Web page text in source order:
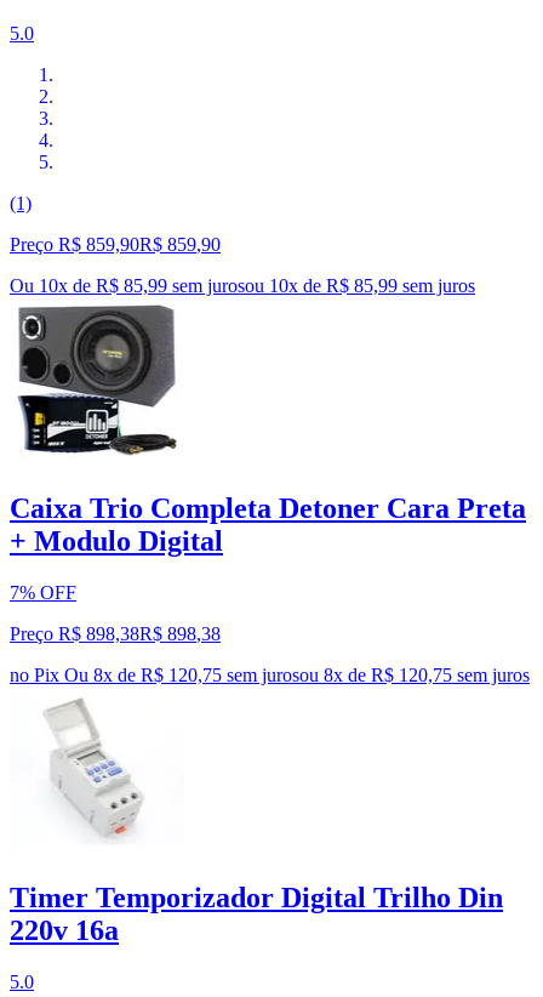
5.0
(1)
Preço R$ 859,90R$ 859,90
Ou 10x de R$ 85,99 sem jurosou 10x de R$ 85,99 sem juros
Caixa Trio Completa Detoner Cara Preta
+ Modulo Digital
7% OFF
Preço R$ 898,38R$ 898,38
no Pix Ou 8x de R$ 120,75 sem jurosou 8x de R$ 120,75 sem juros
Timer Temporizador Digital Trilho Din
220v 16a
5.0